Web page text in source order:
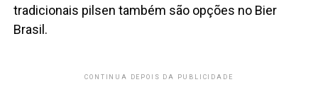
tradicionais pilsen também são opções no Bier
Brasil.
CONTINUA DEPOIS DA PUBLICIDADE